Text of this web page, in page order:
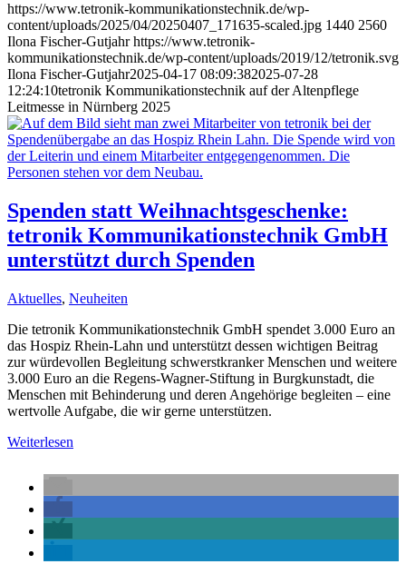
https://www.tetronik-kommunikationstechnik.de/wp-
content/uploads/2025/04/20250407_171635-scaled.jpg 1440 2560
Ilona Fischer-Gutjahr https://www.tetronik-
kommunikationstechnik.de/wp-content/uploads/2019/12/tetronik.svg
Ilona Fischer-Gutjahr2025-04-17 08:09:382025-07-28
12:24:10tetronik Kommunikationstechnik auf der Altenpflege
Leitmesse in Nürnberg 2025
Spenden statt Weihnachtsgeschenke:
tetronik Kommunikationstechnik GmbH
unterstützt durch Spenden
Aktuelles, Neuheiten
Die tetronik Kommunikationstechnik GmbH spendet 3.000 Euro an
das Hospiz Rhein-Lahn und unterstützt dessen wichtigen Beitrag
zur würdevollen Begleitung schwerstkranker Menschen und weitere
3.000 Euro an die Regens-Wagner-Stiftung in Burgkunstadt, die
Menschen mit Behinderung und deren Angehörige begleiten – eine
wertvolle Aufgabe, die wir gerne unterstützen.
Weiterlesen